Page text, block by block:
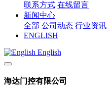
联系方式 在线留言
新闻中心
全部 公司动态 行业资讯
ENGLISH
English
海达门控有限公司